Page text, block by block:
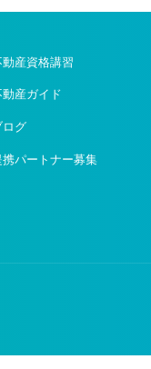
産資格講習
産ガイド
ログ
携パートナー募集